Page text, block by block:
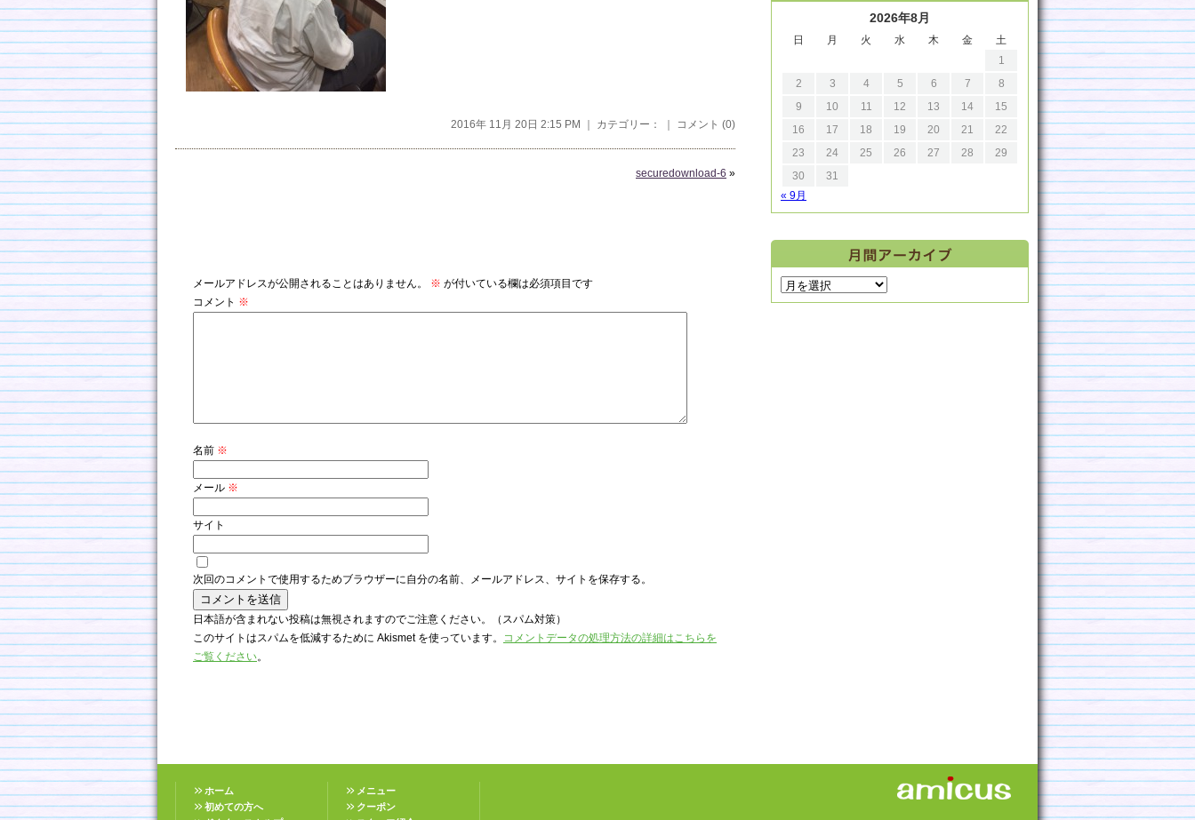
2016年 11月 20日 2:15 PM ｜ カテゴリー： ｜ コメント (0)
securedownload-6 »
メールアドレスが公開されることはありません。 ※ が付いている欄は必須項目です
コメント ※
名前 ※
メール ※
サイト
次回のコメントで使用するためブラウザーに自分の名前、メールアドレス、サイトを保存する。
日本語が含まれない投稿は無視されますのでご注意ください。（スパム対策）
このサイトはスパムを低減するために Akismet を使っています。 コメントデータの処理方法の詳細はこちらを
ご覧ください。
2026年8月
日 月 火 水 木 金
土
1
2
3 4 5 6 7
8
9
10 11 12 13 14
15
16
17 18 19 20 21
22
23
24 25 26 27 28
29
30
31
« 9月
ホーム
初めての方へ
メニュー
クーポン